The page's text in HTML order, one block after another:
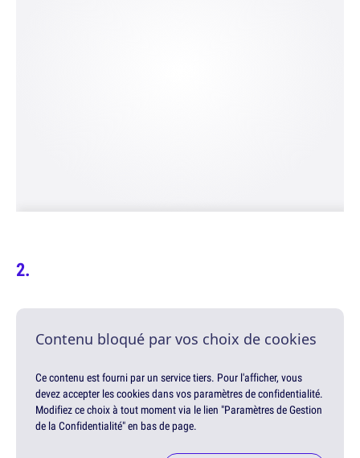
Contenu bloqué par vos choix de cookies
Ce contenu est fourni par un service tiers. Pour l'afficher, vous
devez accepter les cookies dans vos paramètres de confidentialité.
Modifiez ce choix à tout moment via le lien "Paramètres de Gestion
de la Confidentialité" en bas de page.